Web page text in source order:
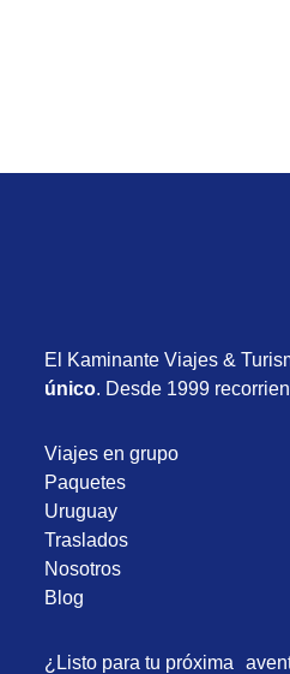
El Kaminante Viajes &
único. Desde 1999
Viajes en grupo
Paquetes
Uruguay
Traslados
Nosotros
Blog
¿Listo para tu próxima